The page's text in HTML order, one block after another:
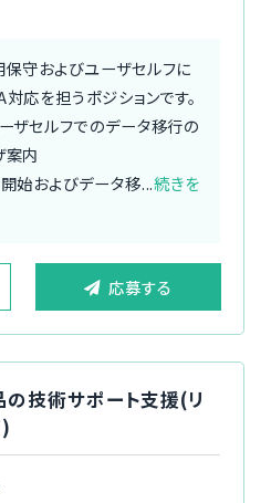
守およびユーザセルフに
応を担うポジションです。
ザセルフでのデータ移行の
案内
始およびデータ移...続きを
応募する
技術サポート支援(リ